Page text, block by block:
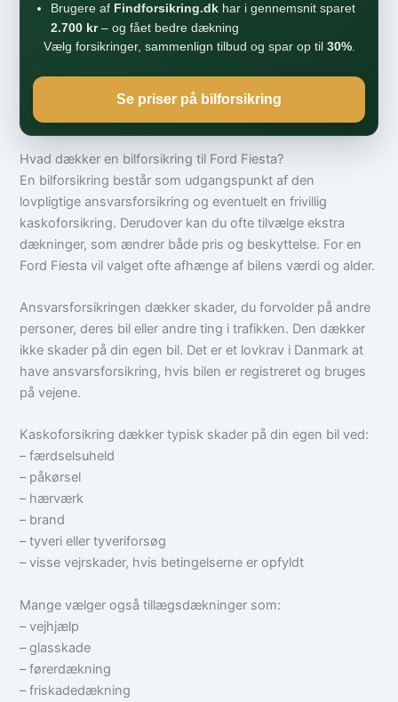
Brugere af Findforsikring.dk har i gennemsnit sparet
2.700 kr– og fået bedre dækning
Vælg forsikringer, sammenlign tilbud og spar op til 30%.
Se priser på bilforsikring
Hvad dækker en bilforsikring til Ford Fiesta?
En bilforsikring består som udgangspunkt af den
lovpligtige ansvarsforsikring og eventuelt en frivillig
kaskoforsikring. Derudover kan du ofte tilvælge ekstra
dækninger, som ændrer både pris og beskyttelse. For en
Ford Fiesta vil valget ofte afhænge af bilens værdi og alder.
Ansvarsforsikringen dækker skader, du forvolder på andre
personer, deres bil eller andre ting i trafikken. Den dækker
ikke skader på din egen bil. Det er et lovkrav i Danmark at
have ansvarsforsikring, hvis bilen er registreret og bruges
på vejene.
Kaskoforsikring dækker typisk skader på din egen bil ved:
– færdselsuheld
– påkørsel
– hærværk
– brand
– tyveri eller tyveriforsøg
– visse vejrskader, hvis betingelserne er opfyldt
Mange vælger også tillægsdækninger som:
– vejhjælp
– glasskade
– førerdækning
– friskadedækning